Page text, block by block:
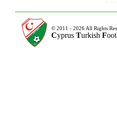
© 2011 - 2026 All Rights
Cyprus Turkish F